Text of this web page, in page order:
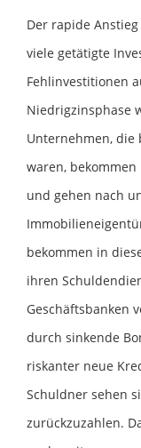
Der rapide
viele getätigte
Fehlinvestitionen
Niedrigzinsphase
Unternehmen, die
waren,
und gehen nach
bekommen in
ihren
Geschäftsbanken
durch sinkende
riskanter neue
Schuldner sehen
zurückzuzahlen.